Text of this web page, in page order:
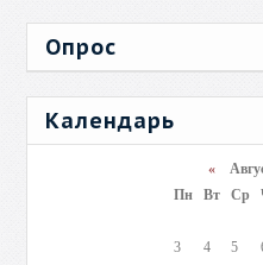
Опрос
Календарь
«
Пн
Вт Ср
3
4 5